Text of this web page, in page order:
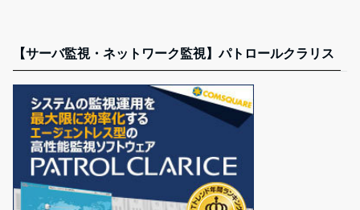
【サーバ監視・ネットワーク監視】パトロールクラリス